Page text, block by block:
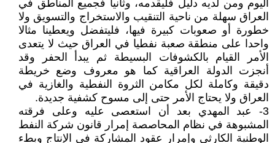
اليوم ومن لديه دليل فليقدمه، وثانيا فجميع المناطق في
العراق سهلة من ناحية التنقيب والاستخراج والتسويق ولا
خطورة أو صعوبات كبيرة فيها، فليتفضل ويعطينا مثالا
واحدا على منطقة صعبة نفطيا في العراق حيث لا يتعدى
الأمر القيام بالكشوفات البسيطة ثم يبدأ الحفر وقد
أنجزت الدولة العراقية كما هو معروف وضع خريطة
دقيقة وكاملة لكل مكامن الثروة النفطية والغازية في
العراق ولا يحتاج الأمر حتى إلى مسوح كشفية جديدة.
3- عبد المهدي بعد أن استعصى عليه وعلى فرقته
المشبوهة في نظام المحاصصة إمرار قانون شركة النفط
الوطنية الكارثي وإمرار عقود المشاركة في الإنتاج وبطء